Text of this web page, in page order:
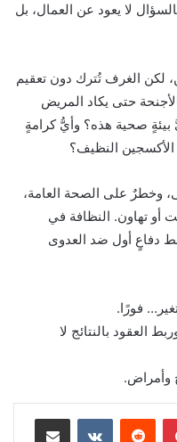
لا يعود عن العمال، بل
لكن الغرف تُترك دون تعقيم
حتى يكاد المريض
صحية هذه؟ وأيُّ كرامةٍ
النظيف؟
وخطرٌ على الصحة العامة،
تهاون. النظافة في
دفاعٍ أول ضد العدوى
فورًا.
العقود بالنتائج لا
وأمراض.
بينتيريست مشاركة عبر البريد